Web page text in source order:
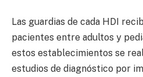
Las guardias de cada HDI
pacientes entre adultos y
estos establecimientos se
estudios de diagnóstico por